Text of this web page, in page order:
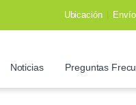
Ubicación
Noticias Preguntas